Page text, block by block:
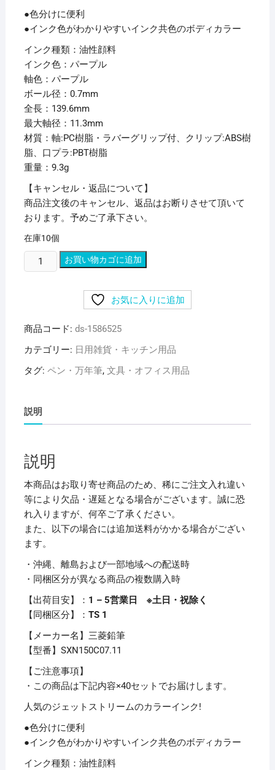
●色分けに便利
●インク色がわかりやすいインク共色のボディカラー
インク種類：油性顔料
インク色：パープル
軸色：パープル
ボール径：0.7mm
全長：139.6mm
最大軸径：11.3mm
材質：軸:PC樹脂・ラバーグリップ付、クリップ:ABS樹
脂、口プラ:PBT樹脂
重量：9.3g
【キャンセル・返品について】
商品注文後のキャンセル、返品はお断りさせて頂いて
おります。予めご了承下さい。
在庫10個
と
鉛
筆
性
ー
ル
ジ
ェ
ッ
ト
ス
ト
リ
ー
ム
カ
ラ
イ
ン
ク
0.7mm
ー
プ
ル
SXN150C07.11
お買い物カゴに追加
お気に入りに追加
商品コード: ds-1586525
カテゴリー: 日用雑貨・キッチン用品
タグ: ペン・万年筆, 文具・オフィス用品
説明
説明
本商品はお取り寄せ商品のため、稀にご注文入れ違い
等により欠品・遅延となる場合がございます。誠に恐
れ入りますが、何卒ご了承ください。
また、以下の場合には追加送料がかかる場合がござい
ます。
・沖縄、離島および一部地域への配送時
・同梱区分が異なる商品の複数購入時
【出荷目安】： 1 – 5営業日 ※土日・祝除く
【同梱区分】： TS 1
【メーカー名】三菱鉛筆
【型番】SXN150C07.11
【ご注意事項】
・この商品は下記内容×40セットでお届けします。
人気のジェットストリームのカラーインク!
●色分けに便利
●インク色がわかりやすいインク共色のボディカラー
インク種類：油性顔料